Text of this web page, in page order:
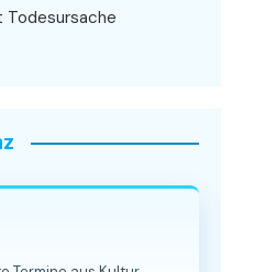
Todesursache